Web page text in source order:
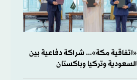
«اتفاقية مكة»... شراكة دفاعية بين
السعودية وتركيا وباكستان